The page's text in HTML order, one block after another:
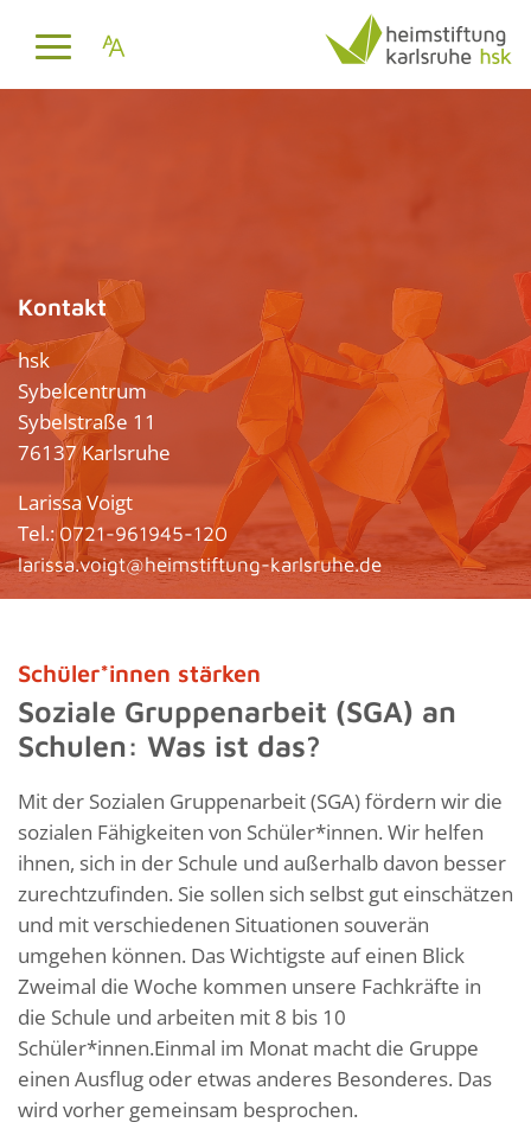
Kontakt
hsk
Sybelcentrum
Sybelstraße 11
76137 Karlsruhe
Larissa Voigt
Tel.:0721-961945-120
larissa.voigt@heimstiftung-karlsruhe.de
Schüler*innen stärken
Soziale Gruppenarbeit (SGA) an
Schulen: Was ist das?
Mit der Sozialen Gruppenarbeit (SGA) fördern wir die
sozialen Fähigkeiten von Schüler*innen. Wir helfen
ihnen, sich in der Schule und außerhalb davon besser
zurechtzufinden. Sie sollen sich selbst gut einschätzen
und mit verschiedenen Situationen souverän
umgehen können. Das Wichtigste auf einen Blick
Zweimal die Woche kommen unsere Fachkräfte in
die Schule und arbeiten mit 8 bis 10
Schüler*innen.Einmal im Monat macht die Gruppe
einen Ausflug oder etwas anderes Besonderes. Das
wird vorher gemeinsam besprochen.